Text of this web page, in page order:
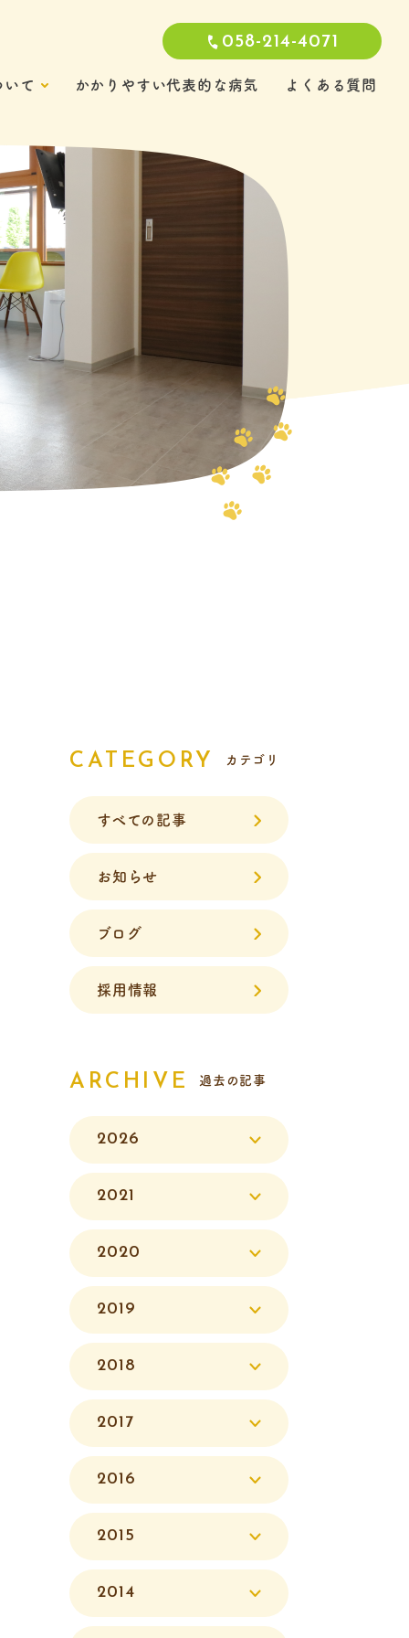
058-214-4071
いて かかりやすい代表的な病気 よくある質問
CATEGORY カテゴリ
すべての記事
お知らせ
ブログ
採用情報
ARCHIVE 過去の記事
2026
2021
2020
2019
2018
2017
2016
2015
2014